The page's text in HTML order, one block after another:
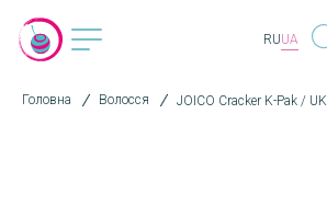
RUUA
Головна Волосся JOICO Cracker K-Pak / UK